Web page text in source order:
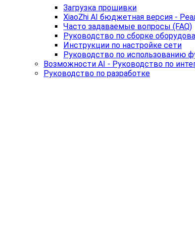
Загрузка прошивки
XiaoZhi AI бюджетная версия -
Часто задаваемые вопросы (FAQ)
Руководство по сборке
Инструкции по настройке сети
Руководство по использованию
Возможности AI - Руководство по
Руководство по разработке